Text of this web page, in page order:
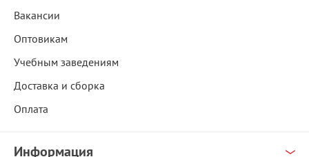
Вакансии
Оптовикам
Учебным заведениям
Доставка и сборка
Оплата
Информация